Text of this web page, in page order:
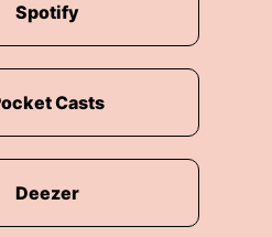
Spotify
Casts
Deezer